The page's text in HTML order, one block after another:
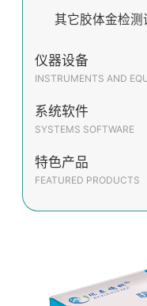
其它胶体金检测
仪器设备
INSTRUMENTS AND
系统软件
SYSTEMS SOFTWARE
特色产品
FEATURED PRODUCTS